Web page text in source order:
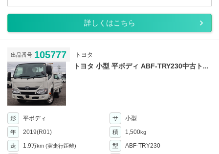
詳しくはこちら
出品番号 105777 トヨタ
トヨタ 小型 平ボディ ABF-TRY230中古ト...
形 平ボディ サ
小型
年
2019(R01) 積 1,500kg
走 1.9万km (実走行距離) 型
ABF-TRY230